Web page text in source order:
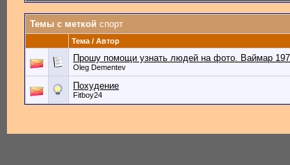
Темы с меткой спорт
Тема / Автор
Прошу помощи узнать людей на фото. Ваймар
Oleg Dementev
Похудение
Fitboy24